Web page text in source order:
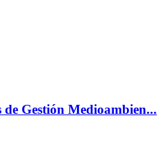
Gestión Medioambien...